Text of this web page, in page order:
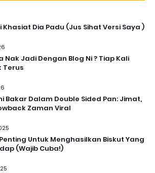
Khasiat Dia Padu (Jus Sihat Versi Saya )
Nak Jadi Dengan Blog Ni ? Tiap Kali
Terus
Bakar Dalam Double Sided Pan: Jimat,
Zaman Viral
Untuk Menghasilkan Biskut Yang
(Wajib Cuba!)